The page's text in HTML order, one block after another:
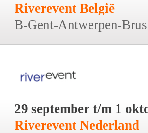
Riverevent België
B-Gent-Antwerpen-
29 september t/m 1
Riverevent Nederland